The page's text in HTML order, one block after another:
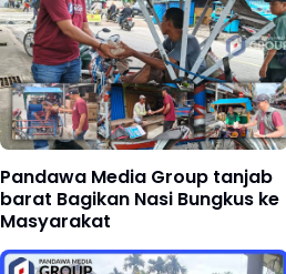
Pandawa Media Group tanjab
barat Bagikan Nasi Bungkus ke
Masyarakat